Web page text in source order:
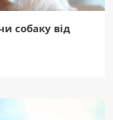
собаку від